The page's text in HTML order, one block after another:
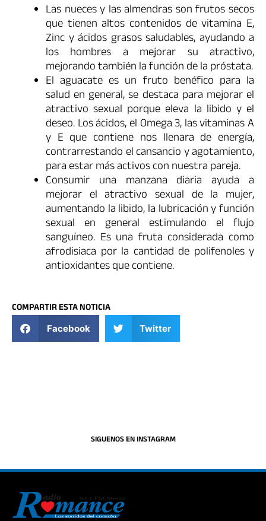
Las nueces y las almendras son frutos secos
que tienen altos contenidos de vitamina E,
Zinc y ácidos grasos saludables, ayudando a
los hombres a mejorar su atractivo,
mejorando también la función de la próstata.
El aguacate es un fruto benéfico para la
salud en general, se destaca para mejorar el
atractivo sexual porque eleva la libido y el
deseo. Los ácidos, el Omega 3, las vitaminas A
y E que contiene nos llenara de energía,
contrarrestando el cansancio y agotamiento,
para estar más activos con nuestra pareja.
Consumir una manzana diaria ayuda a
mejorar el atractivo sexual de la mujer,
aumentando la libido, la lubricación y función
sexual en general estimulando el flujo
sanguíneo. Es una fruta considerada como
afrodisiaca por la cantidad de polifenoles y
antioxidantes que contiene.
COMPARTIR ESTA NOTICIA
Facebook Twitter
SIGUENOS EN INSTAGRAM